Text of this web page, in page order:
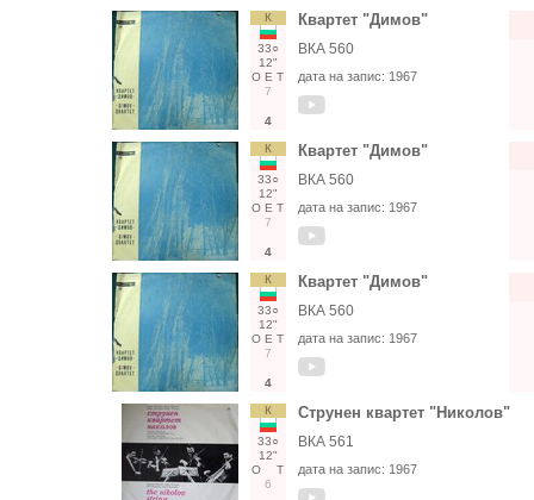
К
33○
12"
О Е Т
7
4
Квартет "Димов"
ВКА 560
дата на запис: 1967
К
33○
12"
О Е Т
7
4
Квартет "Димов"
ВКА 560
дата на запис: 1967
К
33○
12"
О Е Т
7
4
Квартет "Димов"
ВКА 560
дата на запис: 1967
К
33○
12"
О
Т
6
Струнен квартет "Николов"
ВКА 561
дата на запис: 1967